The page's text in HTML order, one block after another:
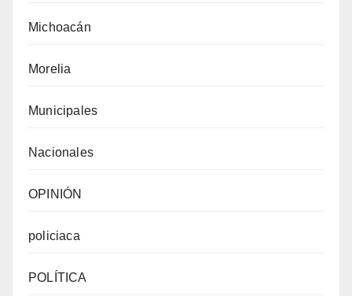
Michoacán
Morelia
Municipales
Nacionales
OPINIÓN
policiaca
POLÍTICA